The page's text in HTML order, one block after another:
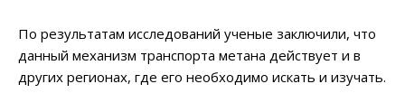
По результатам исследований ученые заключили, что
данный механизм транспорта метана действует и в
других регионах, где его необходимо искать и изучать.